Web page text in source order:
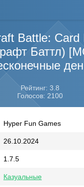
Battle: Card
Баттл)
Рейтинг: 3.8
Голосов: 2100
Hyper Fun Games
26.10.2024
1.7.5
Казуальные